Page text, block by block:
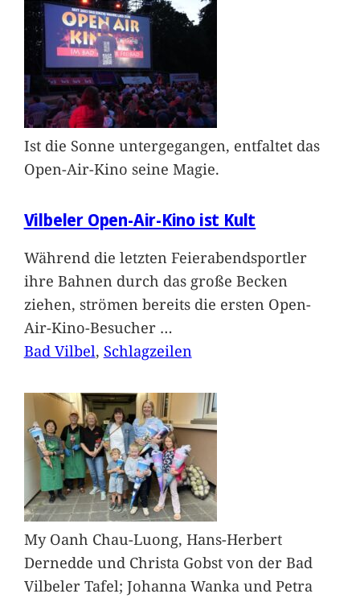
Ist die Sonne untergegangen, entfaltet das
Open-Air-Kino seine Magie.
Vilbeler Open-Air-Kino ist Kult
Während die letzten Feierabendsportler
ihre Bahnen durch das große Becken
ziehen, strömen bereits die ersten Open-
Air-Kino-Besucher …
Bad Vilbel, Schlagzeilen
My Oanh Chau-Luong, Hans-Herbert
Dernedde und Christa Gobst von der Bad
Vilbeler Tafel; Johanna Wanka und Petra